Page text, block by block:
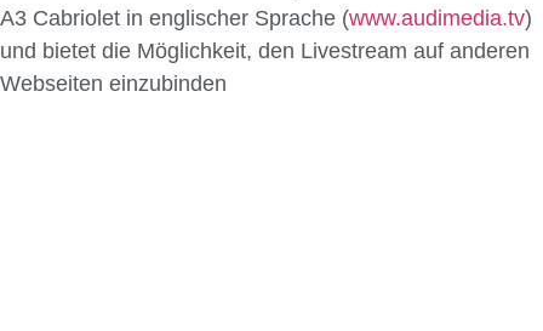
A3 Cabriolet in englischer Sprache (www.audimedia.tv)
und bietet die Möglichkeit, den Livestream auf anderen
Webseiten einzubinden